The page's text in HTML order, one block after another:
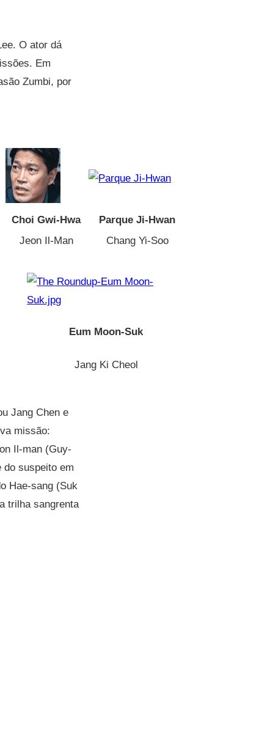
O ator dá
Em
Zumbi, por
Choi Gwi-Hwa
Parque Ji-Hwan
Jeon Il-Man Chang Yi-Soo
Eum Moon-Suk
Jang Ki Cheol
Jang Chen e
missão:
Il-man (Guy-
do suspeito em
Hae-sang (Suk
trilha sangrenta